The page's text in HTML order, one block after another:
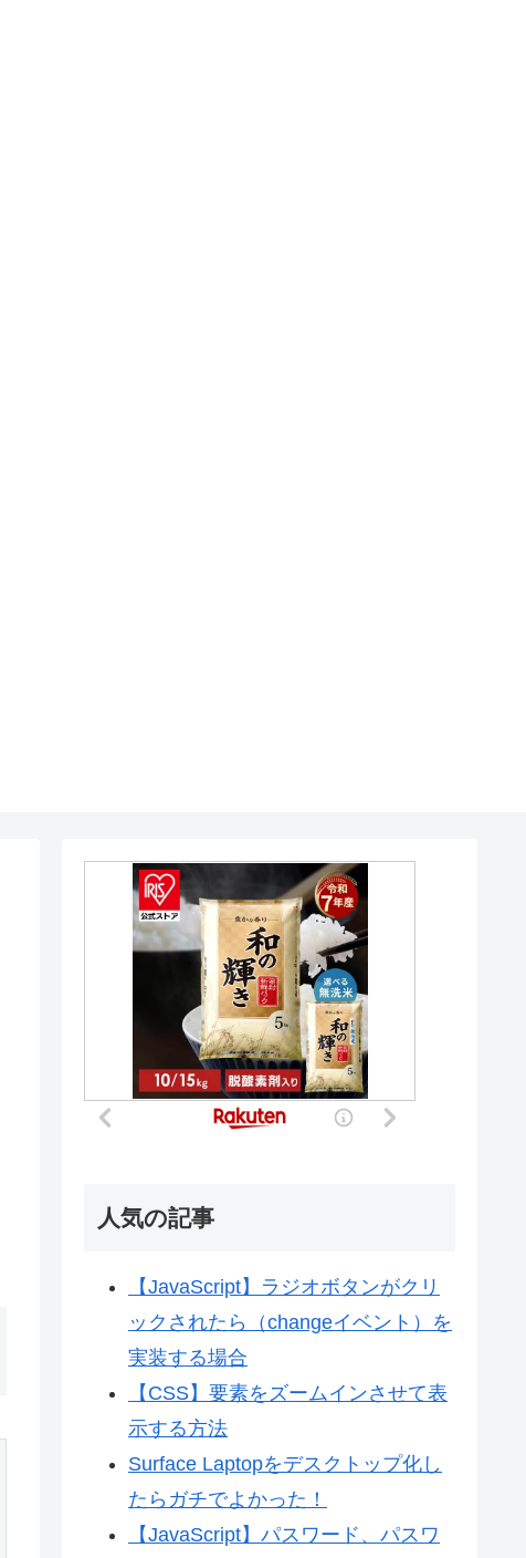
人気の記事
【JavaScript】ラジオボタンがクリ
ックされたら（changeイベント）を
実装する場合
【CSS】要素をズームインさせて表
示する方法
Surface Laptopをデスクトップ化し
たらガチでよかった！
【JavaScript】パスワード、パスワ